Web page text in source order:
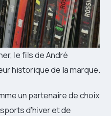
le fils de André
historique de la marque.
un partenaire de choix
d’hiver et de